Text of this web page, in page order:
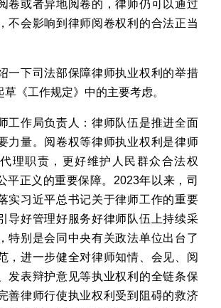
卷或者异地阅卷的，律师仍可以通过
不会影响到律师阅卷权利的合法正当
下司法部保障律师执业权利的举措
草《工作规定》中的主要考虑。
作局负责人：律师队伍是推进全面
力量。阅卷权等律师执业权利是律师
理职责，更好维护人民群众合法权
平正义的重要保障。2023年以来，司
实习近平总书记关于律师工作的重要
导好管理好服务好律师队伍上持续采
特别是会同中央有关政法单位出台了
，进一步健全对律师知情、会见、阅
发表辩护意见等执业权利的全链条保
善律师行使执业权利受到阻碍的救济